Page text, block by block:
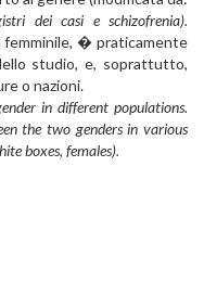
dei casi e schizofrenia).
femminile, � praticamente
studio, e, soprattutto,
o nazioni.
in different populations.
the two genders in various
boxes, females).